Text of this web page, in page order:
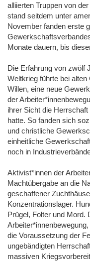
alliierten Truppen von
stand seitdem unter
November fanden erste
Monate dauern, bis
Die Erfahrung von zwölf
Weltkrieg führte bei
Willen, eine neue
der
ihrer Sicht die
hatte. So fanden sich
und christliche
einheitliche
noch in
Aktivist*innen der
Machtübergabe an die
geschaffener
Konzentrationslager.
Prügel, Folter und Mord.
die Voraussetzung der
ungebändigten
massiven